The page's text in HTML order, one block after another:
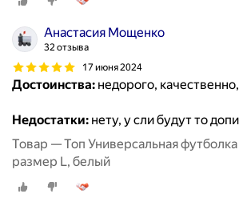
Анастасия Мощенко
32 отзыва
17 июня 2024
Достоинства: недорого,
Недостатки: нету, у сли будут то
Товар — Топ Универсальная футболка
размер L, белый